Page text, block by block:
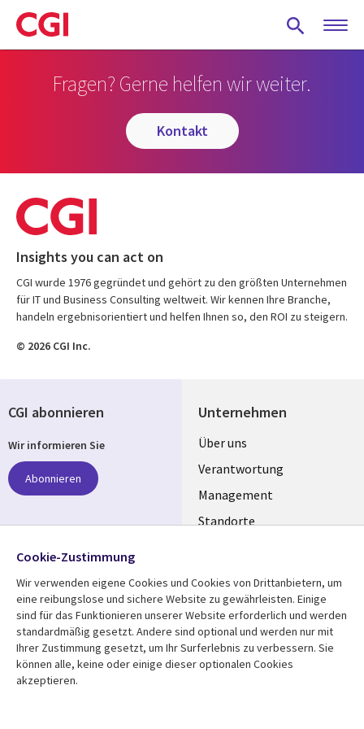
Skip
to
main
Fragen? Gerne helfen wir weiter.
kontakt
Insights you can act on
CGI wurde 1976 gegründet und gehört zu den größten Unternehmen
für IT und Business Consulting weltweit. Wir kennen Ihre Branche,
handeln ergebnisorientiert und helfen Ihnen so, den ROI zu steigern.
© 2026 CGI Inc.
Unternehmen
Useful
links
GERMANY
Über uns
Verantwortung
Management
Standorte
Mediathek
Library
Aktuelles
Rechtliches
CGI abonnieren
Wir informieren Sie
Abonnieren
Folgen Sie uns
Social
Media
GERMANY
Cookie-Zustimmung
Wir verwenden eigene Cookies und Cookies von Drittanbietern, um
eine reibungslose und sichere Website zu gewährleisten. Einige
sind für das Funktionieren unserer Website erforderlich und werden
standardmäßig gesetzt. Andere sind optional und werden nur mit
Ihrer Zustimmung gesetzt, um Ihr Surferlebnis zu verbessern. Sie
können alle, keine oder einige dieser optionalen Cookies
akzeptieren.